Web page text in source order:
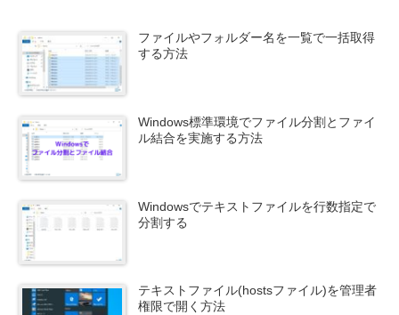
ファイルやフォルダー名を一覧で一括取得
する方法
Windows標準環境でファイル分割とファイ
ル結合を実施する方法
Windowsでテキストファイルを行数指定で
分割する
テキストファイル(hostsファイル)を管理者
権限で開く方法